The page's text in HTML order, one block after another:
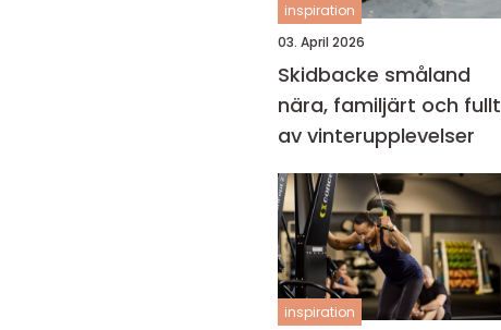
inspiration
03. April 2026
Skidbacke småland
nära, familjärt och fullt
av vinterupplevelser
inspiration